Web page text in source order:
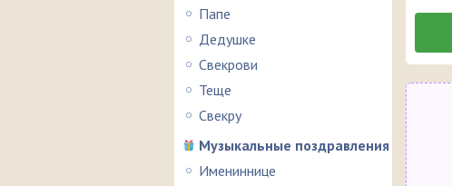
Папе
Дедушке
Свекрови
Теще
Свекру
Музыкальные поздравления
Имениннице